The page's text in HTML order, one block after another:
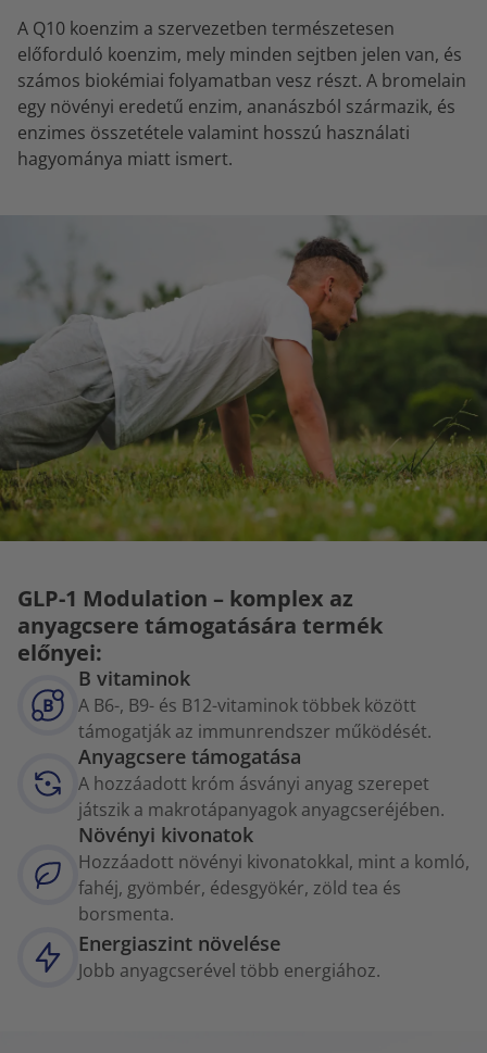
A Q10 koenzim a szervezetben természetesen
előforduló koenzim, mely minden sejtben jelen van, és
számos biokémiai folyamatban vesz részt. A bromelain
egy növényi eredetű enzim, ananászból származik, és
enzimes összetétele valamint hosszú használati
hagyománya miatt ismert.
GLP-1 Modulation – komplex az
anyagcsere támogatására termék
előnyei:
B vitaminok
A B6-, B9- és B12-vitaminok többek között
támogatják az immunrendszer működését.
Anyagcsere támogatása
A hozzáadott króm ásványi anyag szerepet
játszik a makrotápanyagok anyagcseréjében.
Növényi kivonatok
Hozzáadott növényi kivonatokkal, mint a komló,
fahéj, gyömbér, édesgyökér, zöld tea és
borsmenta.
Energiaszint növelése
Jobb anyagcserével több energiához.